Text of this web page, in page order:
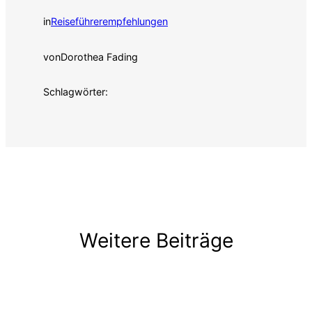
inReiseführerempfehlungen
vonDorothea Fading
Schlagwörter:
Weitere Beiträge